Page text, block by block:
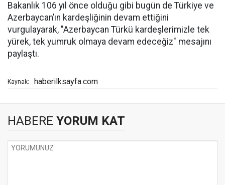
Bakanlık 106 yıl önce olduğu gibi bugün de Türkiye ve
Azerbaycan’ın kardeşliğinin devam ettiğini
vurgulayarak, "Azerbaycan Türkü kardeşlerimizle tek
yürek, tek yumruk olmaya devam edeceğiz" mesajını
paylaştı.
Kaynak: haberilksayfa.com
HABERE YORUM KAT